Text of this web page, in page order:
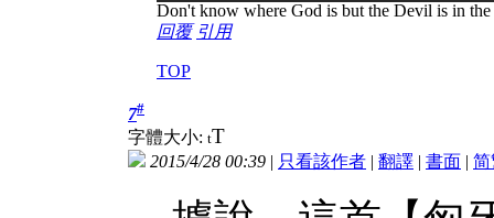
Don't know where God is but the Devil is in the
回覆 引用
TOP
7#
字體大小: tT
2015/4/28 00:39 | 只看該作者 | 翻譯 | 書面 | 简